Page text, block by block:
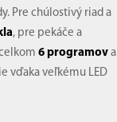
Pre chúlostivý riad a
, pre pekáče a
celkom6 programov a
vďaka veľkému LED